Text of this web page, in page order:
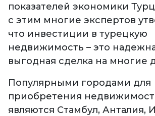
показателей экономики
с этим многие экспертов
что инвестиции в турецкую
недвижимость – это
выгодная сделка на многие
Популярными городами для
приобретения
являются Стамбул, Анталия,